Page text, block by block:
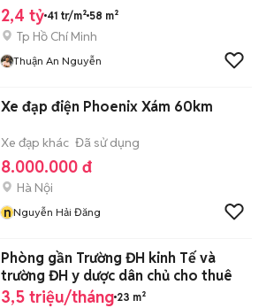
2,4 tỷ 41 tr/m² 58 m²
Tp Hồ Chí Minh
Thuận An Nguyễn
Xe đạp điện Phoenix Xám 60km
Xe đạp khác Đã sử dụng
8.000.000 đ
Hà Nội
nNguyễn Hải Đăng
Phòng gần Trường ĐH kinh Tế và
trường ĐH y dược dân chủ cho thuê
3,5 triệu/tháng 23 m²